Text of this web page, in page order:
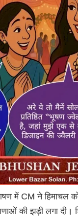
में CM ने हिमाचल
की झड़ी लगा दी।